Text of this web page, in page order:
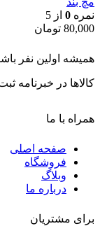
نمره 0 از 5
80,000 تومان
همیشه اولین نفر
کالاها در خبرنامه
همراه با ما
صفحه اصلی
فروشگاه
وبلاگ
درباره ما
برای مشتریان